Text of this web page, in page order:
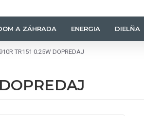
A ZÁHRADA ENERGIA DIELŇA
TR151 0.25W DOPREDAJ